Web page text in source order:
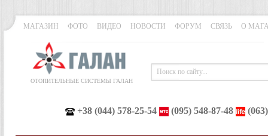
МАГАЗИН ФОТО ВИДЕО НОВОСТИ ФОРУМ СВЯЗЬ О
ОТОПИТЕЛЬНЫЕ СИСТЕМЫ ГАЛАН
+38 (044) 578-25-54 (095) 548-87-48